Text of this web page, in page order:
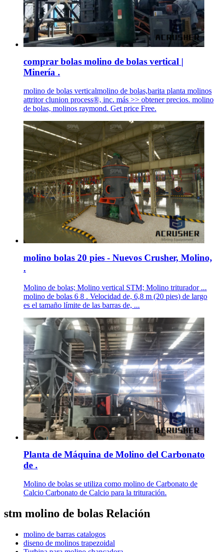
comprar bolas molino de bolas vertical |
Minería .
molino de bolas verticalmolino de bolas,barita planta molinos
attritor clunion process®, inc. más >> obtener precios. molino
de bolas, molinos raymond. Get price Free.
molino bolas 20 pies - Nuevos Crusher, Molino,
.
Molino de bolas; Molino vertical STM; Molino triturador ...
molino de bolas 6 8 . Velocidad de, 6,8 m (20 pies) de largo
es el tamaño límite de las barras de, ...
Planta de Máquina de Molino del Carbonato
de .
Molino de bolas se utiliza como molino de Carbonato de
Calcio Carbonato de Calcio para la trituración.
stm molino de bolas Relación
molino de barras catalogos
diseno de molinos trapezoidal